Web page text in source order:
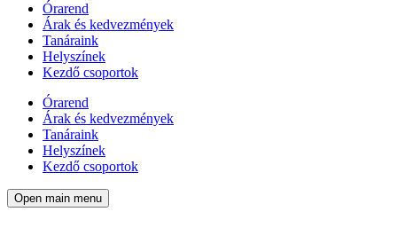
Órarend
Árak és kedvezmények
Tanáraink
Helyszínek
Kezdő csoportok
Órarend
Árak és kedvezmények
Tanáraink
Helyszínek
Kezdő csoportok
Open main menu